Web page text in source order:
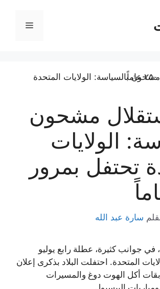
القائمة
مشحون
الولايات
تحتفل بمرور
سارة عبد الله
جوانب كثيرة، عطلة رابع يوليو
المتحدة. احتفلت البلاد بذكرى إعلان
أكل الهوت دوغ والمسيرات